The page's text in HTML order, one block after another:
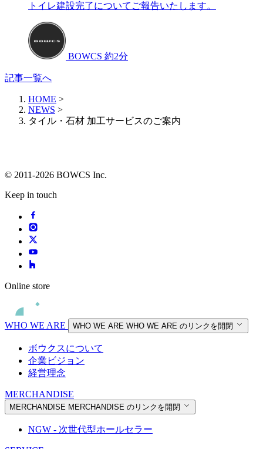
トイレ建設完了についてご報告いたします。
BOWCS 約2分
記事一覧へ
HOME >
NEWS >
タイル・石材 加工サービスのご案内
© 2011-2026 BOWCS Inc.
Keep in touch
Online store
WHO WE ARE WHO WE ARE WHO WE ARE のリンクを開閉
ボウクスについて
企業ビジョン
経営理念
MERCHANDISE
MERCHANDISE MERCHANDISE のリンクを開閉
NGW - 次世代型ホールセラー